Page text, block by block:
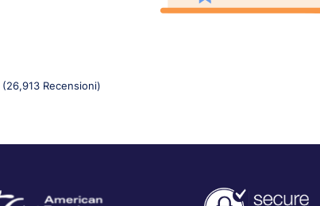
(26,913 Recensioni)